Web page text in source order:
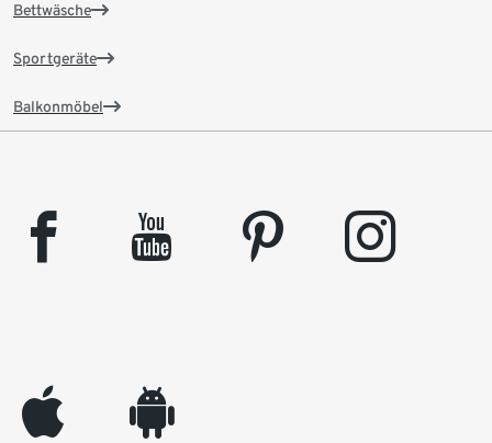
Bettwäsche
Sportgeräte
Balkonmöbel
facebook youtube pinterest instagram
appleinc android